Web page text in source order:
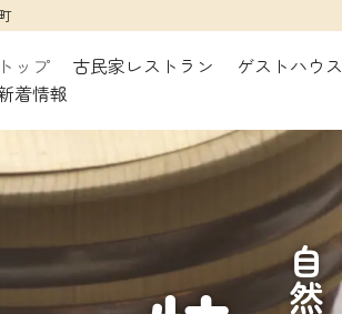
ップ 古民家レストラン ゲストハウス
着情報